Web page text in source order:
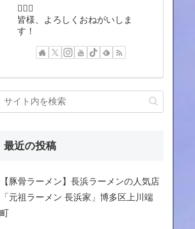
🙇🏻‍♂️
皆様、よろしくおねがいしま
す！
最近の投稿
【豚骨ラーメン】長浜ラーメンの人気店
「元祖ラーメン 長浜家」博多区上川端
町